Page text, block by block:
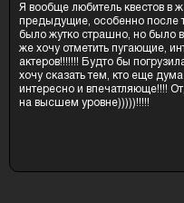
Я вообще любитель квестов в
предыдущие, особенно после
было жутко страшно, но было
же хочу отметить пугающие,
актеров!!!!!!! Будто бы
хочу сказать тем, кто еще
интересно и впечатляюще!!!!
на высшем уровне)))))!!!!!